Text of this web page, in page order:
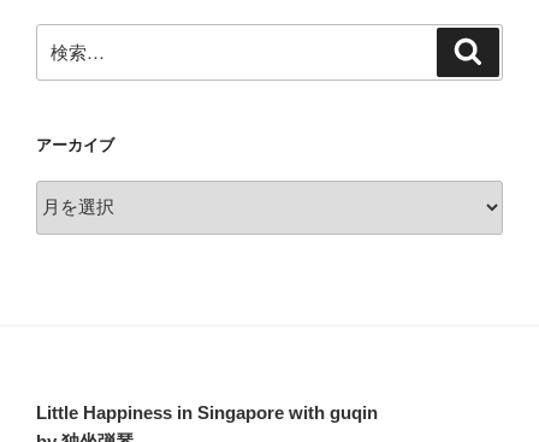
索:
アーカイブ
ー
Little Happiness in Singapore with guqin